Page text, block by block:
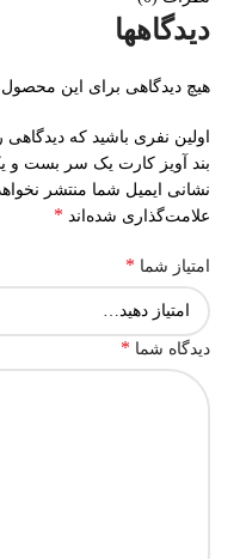
دیدگاهها
هیچ دیدگاهی برای این
اولین نفری باشید که
بند آویز کارت یک سر بست و
نشانی ایمیل شما منتشر
علامت‌گذاری شده‌اند *
امتیاز شما *
دیدگاه شما *